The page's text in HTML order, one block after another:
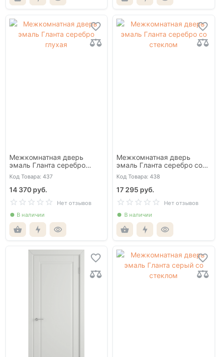
Межкомнатная дверь
эмаль Гланта серебро
глухая
Код Товара: 437
14 370 руб.
Нет отзывов
В наличии
Межкомнатная дверь
эмаль Гланта серебро со
стеклом
Код Товара: 438
17 295 руб.
Нет отзывов
В наличии